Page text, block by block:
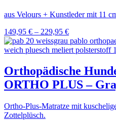
aus Velours + Kunstleder mit 11
149,95 € – 229,95 €
Orthopädische
ORTHO PLUS –
Ortho-Plus-Matratze mit
Zottelplüsch.